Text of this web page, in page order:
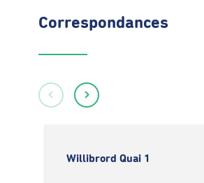
Correspondances
Willibrord Quai 1